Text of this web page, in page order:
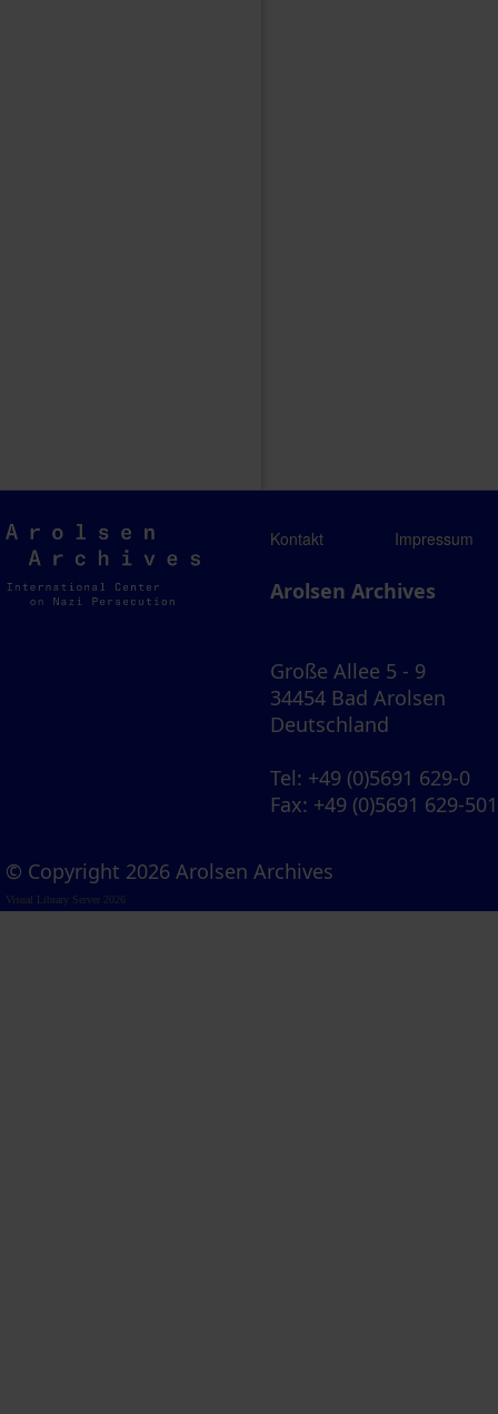
Arolsen
Archives
Kontakt Impressum
Arolsen Archives
Große Allee 5 - 9
34454 Bad Arolsen
Deutschland
Tel: +49 (0)5691 629-0
Fax: +49 (0)5691 629-501
© Copyright 2026 Arolsen Archives
Visual Library Server 2026